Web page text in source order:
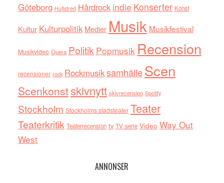
Göteborg Hultsfred Hårdrock indie Konserter Konst
Kultur Kulturpolitik Medier Musik Musikfestival
Musikvideo Opera Politik Popmusik Recension
recensioner rock RockmusiksamhälleScen
Scenkonstskivnytt skivrecension Spotify
Stockholm Stockholms stadsteater Teater
Teaterkritik Teaterrecension tv TV-serie Video Way Out
West
ANNONSER